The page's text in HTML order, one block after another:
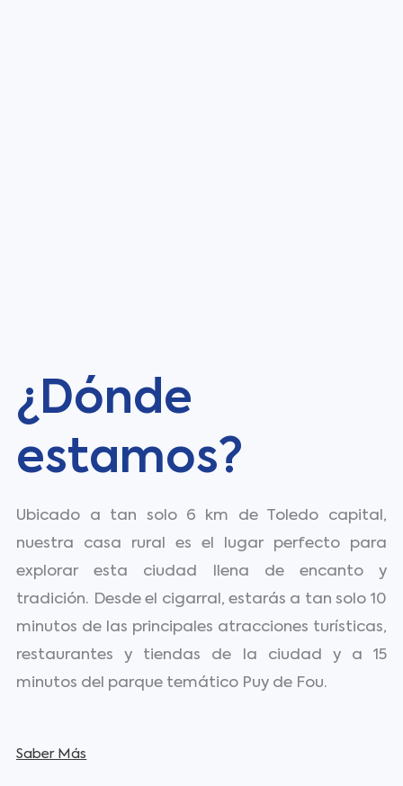
¿Dónde
estamos?
Ubicado a tan solo 6 km de Toledo capital,
nuestra casa rural es el lugar perfecto para
explorar esta ciudad llena de encanto y
tradición. Desde el cigarral, estarás a tan solo 10
minutos de las principales atracciones turísticas,
restaurantes y tiendas de la ciudad y a 15
minutos del parque temático Puy de Fou.
Saber Más